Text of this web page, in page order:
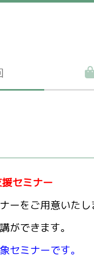
セミナー
ーをご用意いたし
ができます。
ミナーです。